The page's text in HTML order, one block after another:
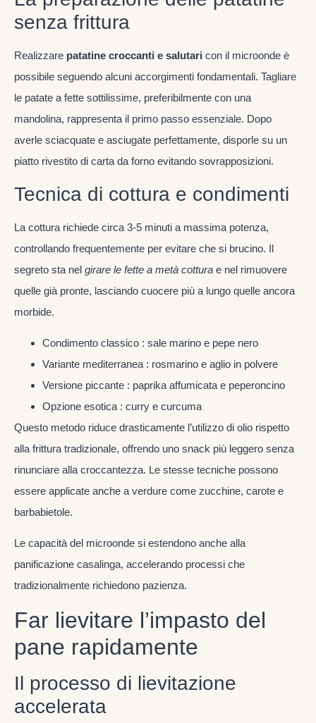
senza frittura
Realizzare patatine croccanti e salutari con il microonde è
possibile seguendo alcuni accorgimenti fondamentali. Tagliare
le patate a fette sottilissime, preferibilmente con una
mandolina, rappresenta il primo passo essenziale. Dopo
averle sciacquate e asciugate perfettamente, disporle su un
piatto rivestito di carta da forno evitando sovrapposizioni.
Tecnica di cottura e condimenti
La cottura richiede circa 3-5 minuti a massima potenza,
controllando frequentemente per evitare che si brucino. Il
segreto sta nel girare le fette a metà cottura e nel rimuovere
quelle già pronte, lasciando cuocere più a lungo quelle ancora
morbide.
Condimento classico : sale marino e pepe nero
Variante mediterranea : rosmarino e aglio in polvere
Versione piccante : paprika affumicata e peperoncino
Opzione esotica : curry e curcuma
Questo metodo riduce drasticamente l’utilizzo di olio rispetto
alla frittura tradizionale, offrendo uno snack più leggero senza
rinunciare alla croccantezza. Le stesse tecniche possono
essere applicate anche a verdure come zucchine, carote e
barbabietole.
Le capacità del microonde si estendono anche alla
panificazione casalinga, accelerando processi che
tradizionalmente richiedono pazienza.
Far lievitare l’impasto del
pane rapidamente
Il processo di lievitazione
accelerata